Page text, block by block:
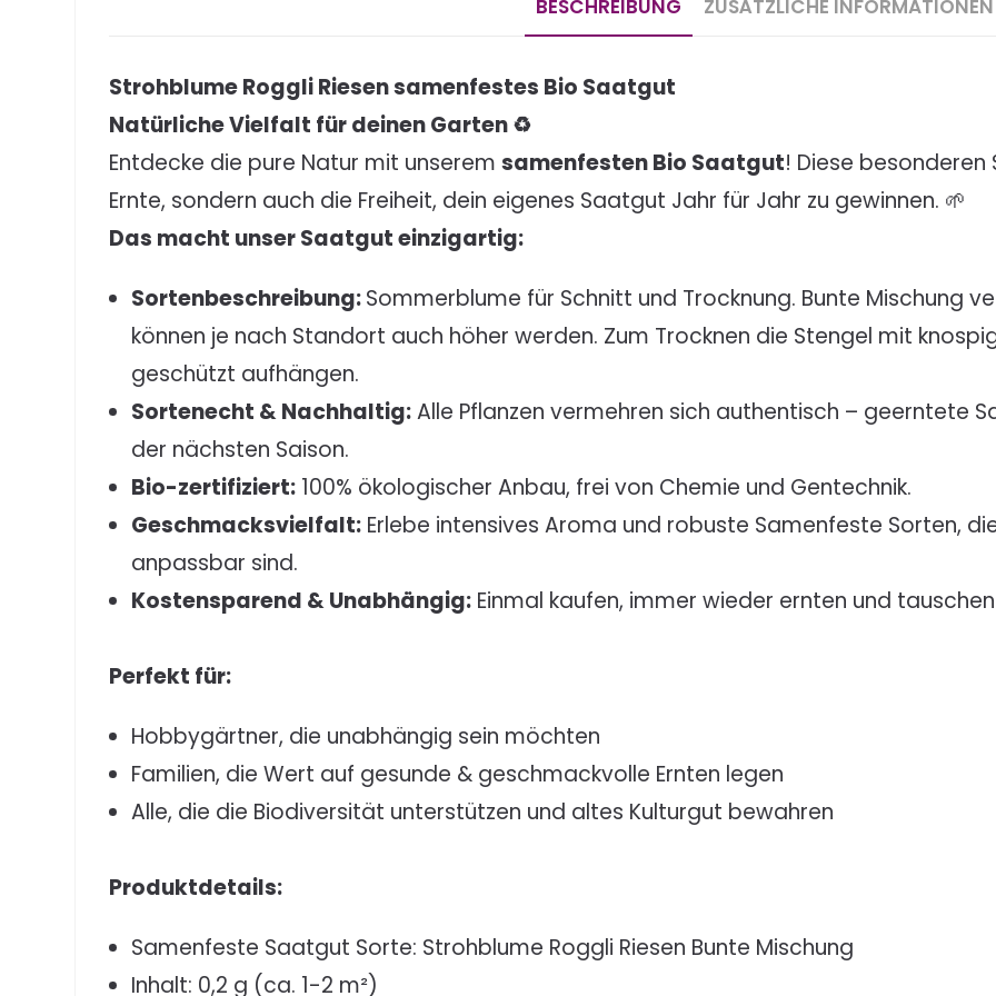
BESCHREIBUNG ZUSÄTZLICHE INFORMATIONEN
Strohblume Roggli Riesen samenfestes Bio Saatgut
Natürliche Vielfalt für deinen Garten ♻️
Entdecke die pure Natur mit unseremsamenfesten Bio Saatgut! Diese besonderen
Ernte, sondern auch die Freiheit, dein eigenes Saatgut Jahr für Jahr zu gewinnen. 🌱
Das macht unser Saatgut einzigartig:
Sortenbeschreibung:Sommerblume für Schnitt und Trocknung. Bunte Mischung
können je nach Standort auch höher werden. Zum Trocknen die Stengel mit
geschützt aufhängen.
Sortenecht & Nachhaltig:Alle Pflanzen vermehren sich authentisch – geerntete
der nächsten Saison.
Bio-zertifiziert: 100% ökologischer Anbau, frei von Chemie und Gentechnik.
Geschmacksvielfalt: Erlebe intensives Aroma und robuste Samenfeste Sorten,
anpassbar sind.
Kostensparend & Unabhängig: Einmal kaufen, immer wieder ernten und
Perfekt für:
Hobbygärtner, die unabhängig sein möchten
Familien, die Wert auf gesunde & geschmackvolle Ernten legen
Alle, die die Biodiversität unterstützen und altes Kulturgut bewahren
Produktdetails:
Samenfeste Saatgut Sorte: Strohblume Roggli Riesen Bunte Mischung
Inhalt: 0,2 g (ca. 1-2 m²)